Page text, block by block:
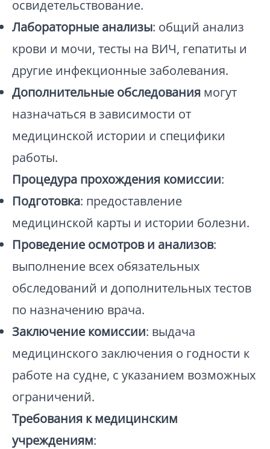
освидетельствование.
Лабораторные анализы: общий анализ
крови и мочи, тесты на ВИЧ, гепатиты и
другие инфекционные заболевания.
Дополнительные обследования могут
назначаться в зависимости от
медицинской истории и специфики
работы.
Процедура прохождения комиссии:
Подготовка: предоставление
медицинской карты и истории болезни.
Проведение осмотров и анализов:
выполнение всех обязательных
обследований и дополнительных тестов
по назначению врача.
Заключение комиссии: выдача
медицинского заключения о годности к
работе на судне, с указанием возможных
ограничений.
Требования к медицинским
учреждениям: